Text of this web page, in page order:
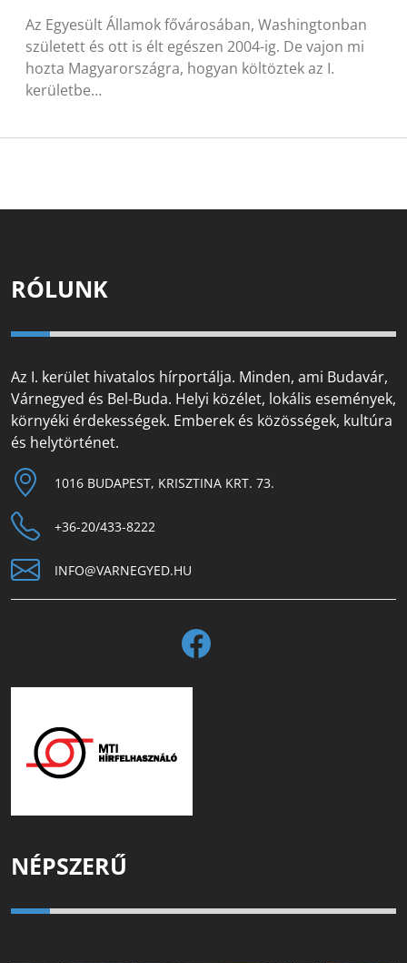
Az Egyesült Államok fővárosában, Washingtonban
született és ott is élt egészen 2004-ig. De vajon mi
hozta Magyarországra, hogyan költöztek az I.
kerületbe…
RÓLUNK
Az I. kerület hivatalos hírportálja. Minden, ami Budavár,
Várnegyed és Bel-Buda. Helyi közélet, lokális események,
környéki érdekességek. Emberek és közösségek, kultúra
és helytörténet.
1016 BUDAPEST, KRISZTINA KRT. 73.
+36-20/433-8222
INFO@VARNEGYED.HU
NÉPSZERŰ